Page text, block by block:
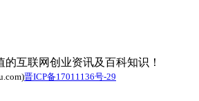
互联网创业资讯及百科知识！
晋ICP备17011136号-29